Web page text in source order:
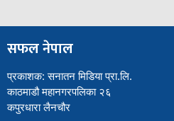
सफल नेपाल
प्रकाशक: सनातन मिडिया प्रा.लि.
काठमाडौ महानगरपलिका २६
कपुरधारा लैनचौर